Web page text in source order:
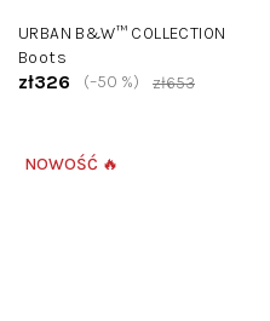
URBAN B&W™ COLLECTION
Boots
zł326 zł653
(–50 %)
NOWOŚĆ 🔥